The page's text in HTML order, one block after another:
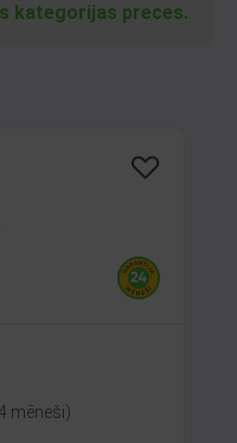
kategorijas preces.
mēneši)